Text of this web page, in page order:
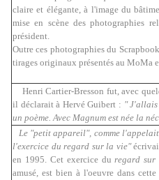
claire et élégante, à l'image du
mise en scène des photographies
président.
Outre ces photographies du
tirages originaux présentés au MoMa
Henri Cartier-Bresson fut, avec
il déclarait à Hervé Guibert : " J'allais
un poème. Avec Magnum est née la
Le "petit appareil", comme l'appelait
l'exercice du regard sur la vie"
en 1995. Cet exercice duregard
amusé, est bien à l'oeuvre dans